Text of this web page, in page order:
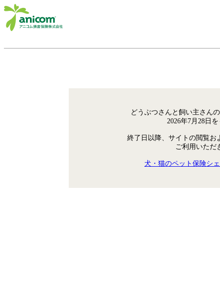
どうぶつさんと飼い主さん
2026年7月28日
終了日以降、サイトの閲覧お
ご利用いただ
犬・猫のペット保険シ